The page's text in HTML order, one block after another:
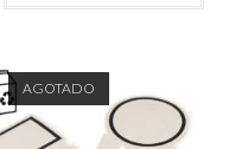
AGOTADO